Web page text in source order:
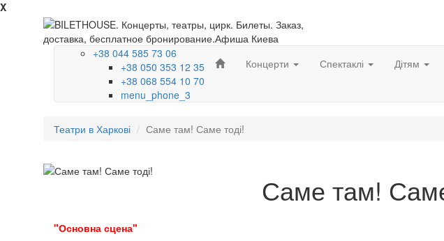
X
+38 044 585 73 06
+38 050 353 12 35
+38 068 554 10 70
menu_phone_3
Концерти Спектаклі Дітям
Театри в Харкові Саме там! Саме тоді!
Саме там!
"Основна сцена"